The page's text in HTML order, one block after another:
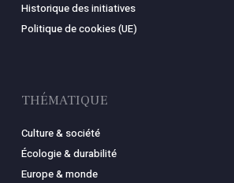
Historique des initiatives
Politique de cookies (UE)
THÉMATIQUE
Culture & société
Écologie & durabilité
Europe & monde